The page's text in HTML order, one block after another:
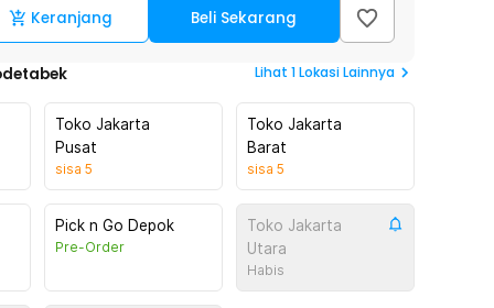
Keranjang Beli Sekarang
Lihat 1Lokasi Lainnya
Toko Jakarta
Pusat
sisa 5
Toko Jakarta
Barat
sisa 5
Pick n Go Depok
Pre-Order
Toko Jakarta
Utara
Habis